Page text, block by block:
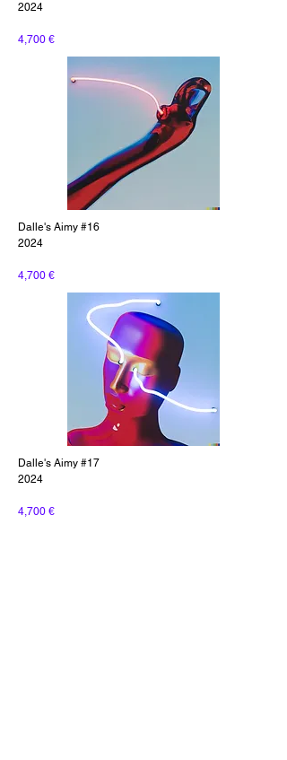
2024
4,700 €
Dalle's Aimy #16
2024
4,700 €
Dalle's Aimy #17
2024
4,700 €